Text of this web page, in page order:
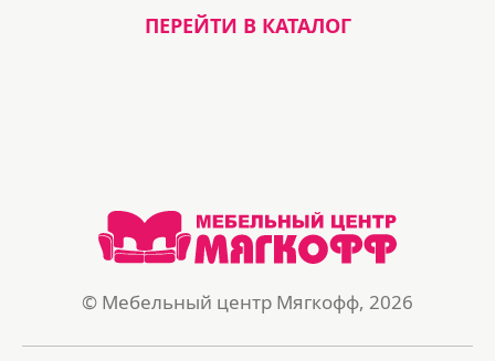
ПЕРЕЙТИ В КАТАЛОГ
© Мебельный центр Мягкофф, 2026